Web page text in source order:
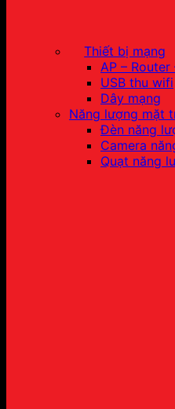
Thiết bị mạng
AP –
USB thu wifi
Dây mạng
Năng lượng mặt
Đèn năng
Camera
Quạt năng